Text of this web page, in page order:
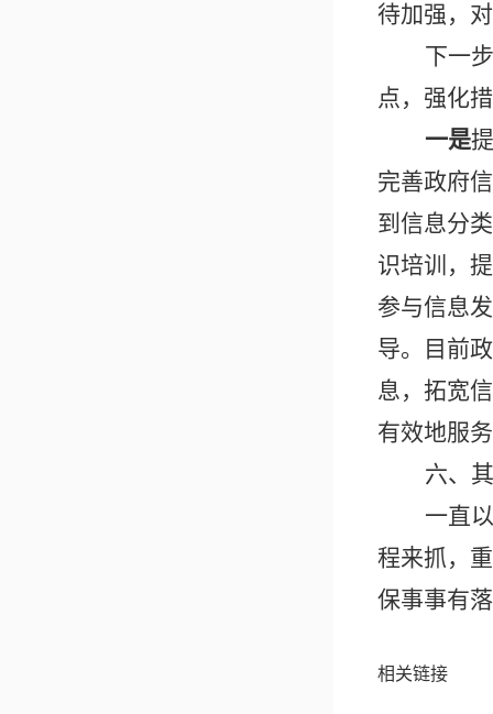
待加强，
下一
点，强化
一是
完善政府
到信息分
识培训，
参与信息
导。目前
息，拓宽
有效地服
六、
一直
程来抓，
保事事有
相关链接